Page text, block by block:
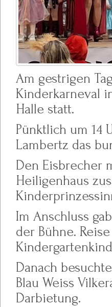
Am gestrigen
Kinderkarneval
Halle statt.
Pünktlich um 14
Lambertz das
Den Eisbrecher
Heiligenhaus
Im Anschluss
der Bühne.
Danach
Blau Weiss
Darbietung.